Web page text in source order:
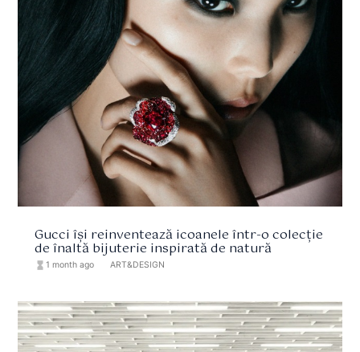
Gucci își reinventează icoanele într-o colecție
de înaltă bijuterie inspirată de natură
hourglass_full 1 month ago ART&DESIGN